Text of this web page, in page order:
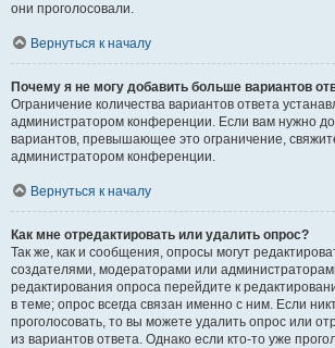
они проголосовали.
Вернуться к началу
Почему я не могу добавить больше вариантов
Ограничение количества вариантов ответа
администратором конференции. Если вам нужно
вариантов, превышающее это ограничение,
администратором конференции.
Вернуться к началу
Как мне отредактировать или удалить опрос?
Так же, как и сообщения, опросы могут
создателями, модераторами или
редактирования опроса перейдите к
в теме; опрос всегда связан именно с ним. Если
проголосовать, то вы можете удалить опрос или
из вариантов ответа. Однако если кто-то уже